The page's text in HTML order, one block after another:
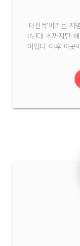
'터진목'이라는 지
0년대 초까지만
이었다. 이후 이곳
목을 볼 수 없으
에 훤히 터진목 해 ...